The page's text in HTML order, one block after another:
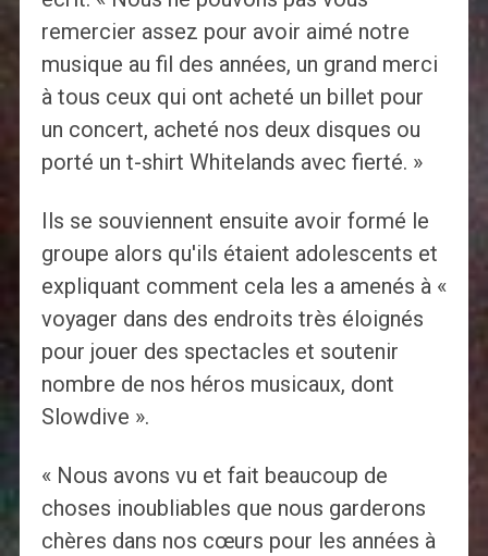
remercier assez pour avoir aimé notre
musique au fil des années, un grand merci
à tous ceux qui ont acheté un billet pour
un concert, acheté nos deux disques ou
porté un t-shirt Whitelands avec fierté. »
Ils se souviennent ensuite avoir formé le
groupe alors qu'ils étaient adolescents et
expliquant comment cela les a amenés à «
voyager dans des endroits très éloignés
pour jouer des spectacles et soutenir
nombre de nos héros musicaux, dont
Slowdive ».
« Nous avons vu et fait beaucoup de
choses inoubliables que nous garderons
chères dans nos cœurs pour les années à